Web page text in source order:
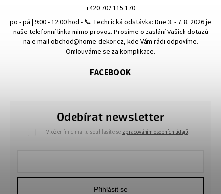
Odebírat newsletter
Vložením e-mailu souhlasíte se zpracováním osobních údajů.
Přihlásit se
+420 702 115 170
po - pá | 9:00 - 12:00 hod - 📞 Technická odstávka: Dne 3. - 7. 8. 2026 je
naše telefonní linka mimo provoz. Prosíme o zaslání Vašich dotazů
na e-mail obchod@home-dekor.cz, kde Vám rádi odpovíme.
Omlouváme se za komplikace.
FACEBOOK